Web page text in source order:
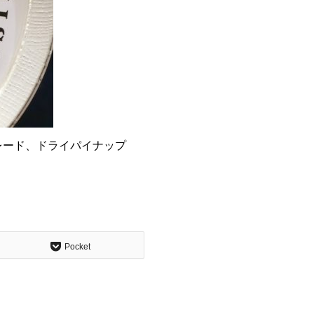
ド、ドライパイナップ
Pocket